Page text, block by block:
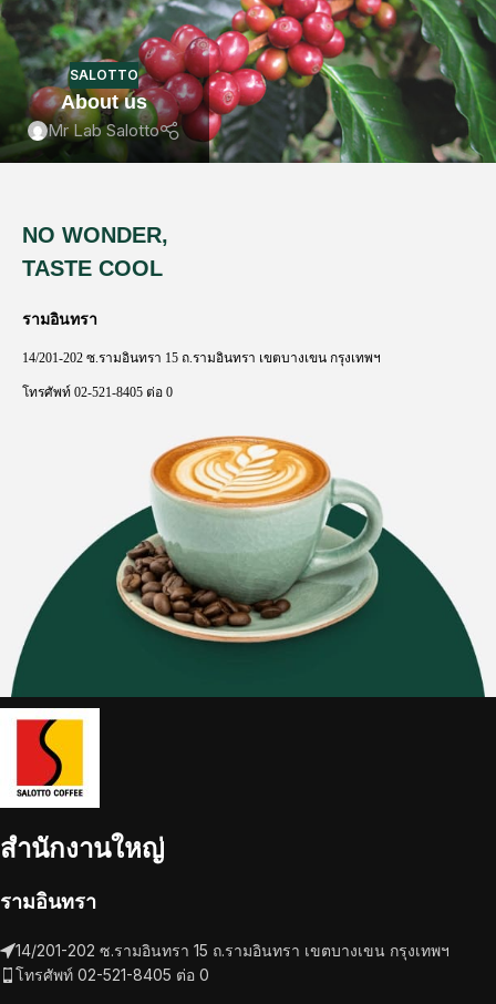
SALOTTO
About us
Mr Lab Salotto
NO WONDER,
TASTE COOL
รามอินทรา
14/201-202 ซ รามอินทรา 15 ถ รามอินทรา เขตบางเขน กรุงเทพฯ
โทรศัพท์ 02-521-8405 ต่อ 0
สำนักงานใหญ่
รามอินทรา
14/201-202 ซ.รามอินทรา 15 ถ.รามอินทรา เขตบางเขน กรุงเทพฯ
โทรศัพท์ 02-521-8405 ต่อ 0